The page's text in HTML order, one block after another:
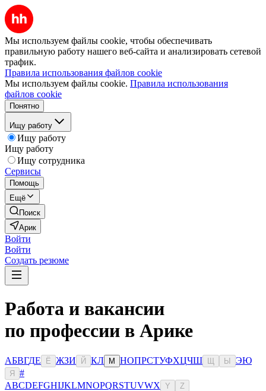
Мы используем файлы cookie, чтобы обеспечивать
правильную работу нашего веб-сайта и анализировать сетевой
трафик.
Правила использования файлов cookie
Мы используем файлы cookie. Правила использования
файлов cookie
Понятно
Ищу работу
Ищу работу
Ищу работу
Ищу сотрудника
Сервисы
Помощь
Ещё
Поиск
Арик
Войти
Войти
Создать резюме
Работа и вакансии
по профессии в Арике
АБВГДЕ Ё ЖЗИ Й КЛ М НОПРСТУФХЦЧШ Ы ЭЮ
Я
#
ABCDEFGHIJKLMNOPQRSTUVWX Y Z